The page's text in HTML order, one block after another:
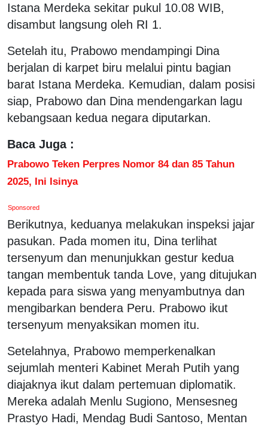
Istana Merdeka sekitar pukul 10.08 WIB,
disambut langsung oleh RI 1.
Setelah itu, Prabowo mendampingi Dina
berjalan di karpet biru melalui pintu bagian
barat Istana Merdeka. Kemudian, dalam posisi
siap, Prabowo dan Dina mendengarkan lagu
kebangsaan kedua negara diputarkan.
Baca Juga :
Prabowo Teken Perpres Nomor 84 dan 85 Tahun
2025, Ini Isinya
Sponsored
Berikutnya, keduanya melakukan inspeksi jajar
pasukan. Pada momen itu, Dina terlihat
tersenyum dan menunjukkan gestur kedua
tangan membentuk tanda Love, yang ditujukan
kepada para siswa yang menyambutnya dan
mengibarkan bendera Peru. Prabowo ikut
tersenyum menyaksikan momen itu.
Setelahnya, Prabowo memperkenalkan
sejumlah menteri Kabinet Merah Putih yang
diajaknya ikut dalam pertemuan diplomatik.
Mereka adalah Menlu Sugiono, Mensesneg
Prastyo Hadi, Mendag Budi Santoso, Mentan